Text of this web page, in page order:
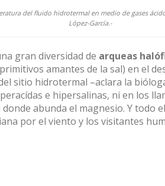
del fluido hidrotermal en medio de gases
López-García.-
gran diversidad de arqueas
amantes de la sal) en el
sitio hidrotermal –aclara la
e hipersalinas, ni en los
abunda el magnesio. Y todo
por el viento y los visitantes